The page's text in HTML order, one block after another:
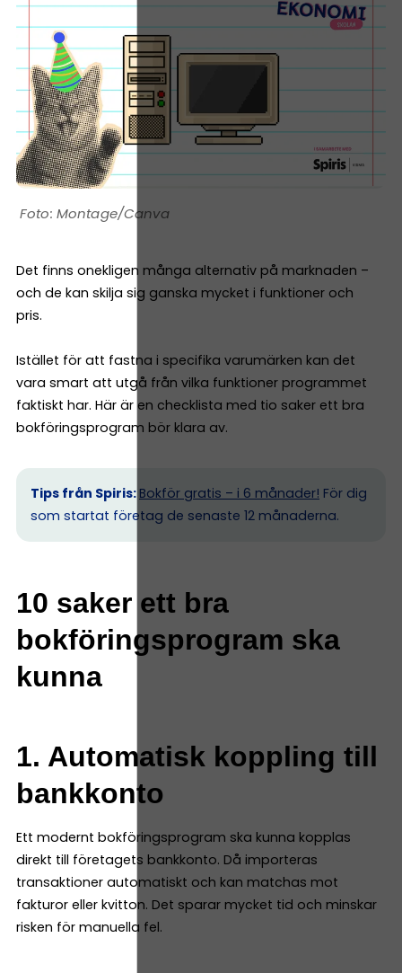
Montage/Canva
Det finns onekligen många alternativ på marknaden –
och de kan skilja sig ganska mycket i funktioner och
pris.
Istället för att fastna i specifika varumärken kan det
vara smart att utgå från vilka funktioner programmet
faktiskt har. Här är en checklista med tio saker ett bra
bokföringsprogram bör klara av.
Tips från Spiris: Bokför gratis – i 6 månader! För dig
som startat företag de senaste 12 månaderna.
10 saker ett bra
bokföringsprogram ska
kunna
1. Automatisk koppling till
bankkonto
Ett modernt bokföringsprogram ska kunna kopplas
direkt till företagets bankkonto. Då importeras
transaktioner automatiskt och kan matchas mot
fakturor eller kvitton. Det sparar mycket tid och minskar
risken för manuella fel.